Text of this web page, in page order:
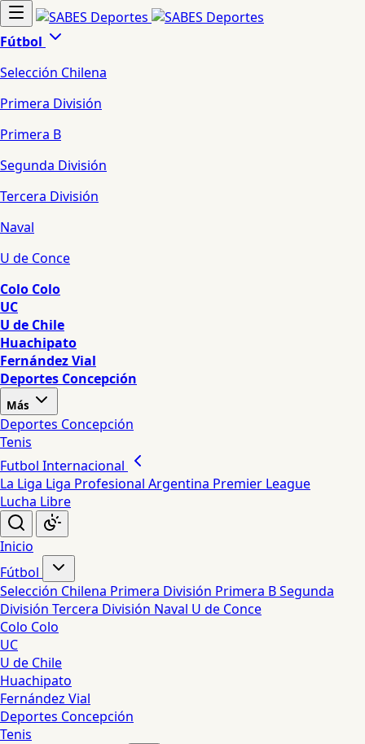
Fútbol
Selección Chilena
Primera División
Primera B
Segunda División
Tercera División
Naval
U de Conce
Colo Colo
UC
U de Chile
Huachipato
Fernández Vial
Deportes Concepción
Más
Deportes Concepción
Tenis
Futbol Internacional
La Liga Liga Profesional Argentina Premier League
Lucha Libre
Inicio
Fútbol
Selección Chilena Primera División Primera BSegunda
División Tercera División Naval U de Conce
Colo Colo
UC
U de Chile
Huachipato
Fernández Vial
Deportes Concepción
Tenis